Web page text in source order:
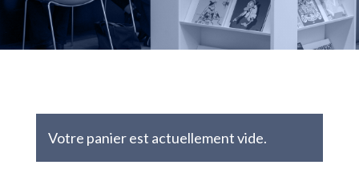
Votre panier est actuellement vide.